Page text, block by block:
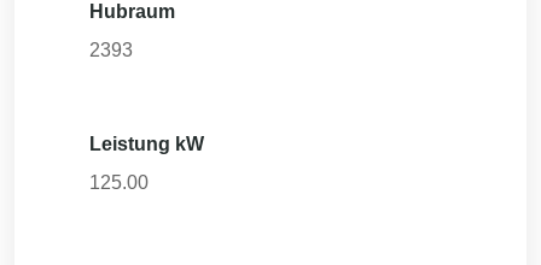
Hubraum
2393
Leistung kW
125.00